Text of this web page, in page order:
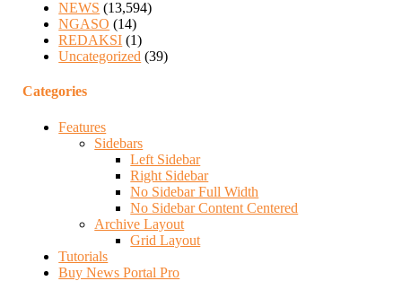
NEWS (13,594)
NGASO (14)
REDAKSI (1)
Uncategorized (39)
Categories
Features
Sidebars
Left Sidebar
Right Sidebar
No Sidebar Full Width
No Sidebar Content Centered
Archive Layout
Grid Layout
Tutorials
Buy News Portal Pro